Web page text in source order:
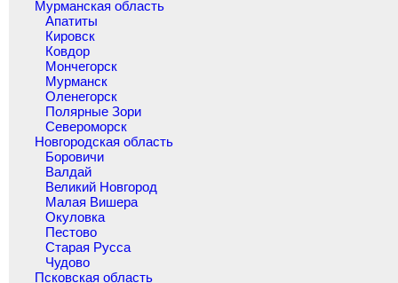
Мурманская область
Апатиты
Кировск
Ковдор
Мончегорск
Мурманск
Оленегорск
Полярные Зори
Североморск
Новгородская область
Боровичи
Валдай
Великий Новгород
Малая Вишера
Окуловка
Пестово
Старая Русса
Чудово
Псковская область